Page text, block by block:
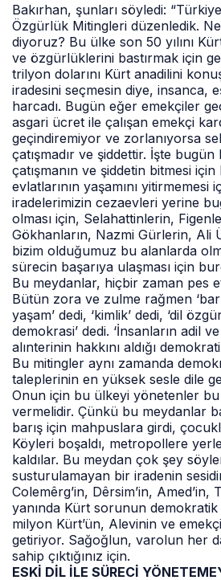
Bakırhan, şunları söyledi:
Özgürlük Mitingleri düzenledik.
diyoruz? Bu ülke son 50 yılını
ve özgürlüklerini bastırmak için
trilyon dolarını Kürt anadilini
iradesini seçmesin diye, insanca,
harcadı. Bugün eğer emekçiler
asgari ücret ile çalışan emekçi
geçindiremiyor ve zorlanıyorsa
çatışmadır ve şiddettir. İşte
çatışmanın ve şiddetin bitmesi
evlatlarının yaşamını yitirmemesi
iradelerimizin cezaevleri yerine
olması için, Selahattinlerin,
Gökhanların, Nazmi Gürlerin, Ali
bizim olduğumuz bu alanlarda
sürecin başarıya ulaşması için
Bu meydanlar, hiçbir zaman pes
Bütün zora ve zulme rağmen
yaşam’ dedi, ‘kimlik’ dedi, ‘dil
demokrasi’ dedi. ‘İnsanların adil
alınterinin hakkını aldığı
Bu mitingler aynı zamanda
taleplerinin en yüksek sesle dile
Onun için bu ülkeyi yönetenler
vermelidir. Çünkü bu meydanlar
barış için mahpuslara girdi,
Köyleri boşaldı, metropollere
kaldılar. Bu meydan çok şey
susturulamayan bir iradenin
Colemêrg’in, Dêrsim’in, Amed’in,
yanında Kürt sorunun
milyon Kürt’ün, Alevinin ve
getiriyor. Sağoğlun, varolun her
sahip çıktığınız için.
ESKİ DİL İLE SÜRECİ